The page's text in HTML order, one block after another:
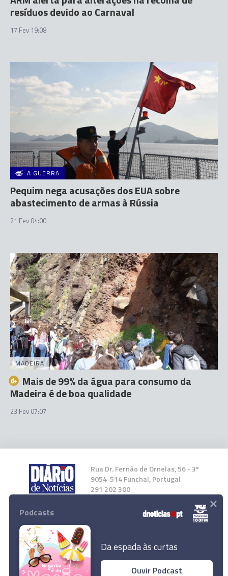
SITE Madeira convoca plenários de
resíduos devido ao Carnaval
17 Fev 19:08
A GUERRA
Pequim nega acusações dos EUA sobre
abastecimento de armas à Rússia
21 Fev 04:00
MADEIRA
Mais de 99% da água para consumo da
Madeira é de boa qualidade
23 Fev 07:07
Rua Dr. Fernão de Ornelas, 56 - 3º
9054-514 Funchal, Portugal
291 202 300
Instale a nossa App
Podcasts
Da espada às curtas
Ouvir Podcast
×